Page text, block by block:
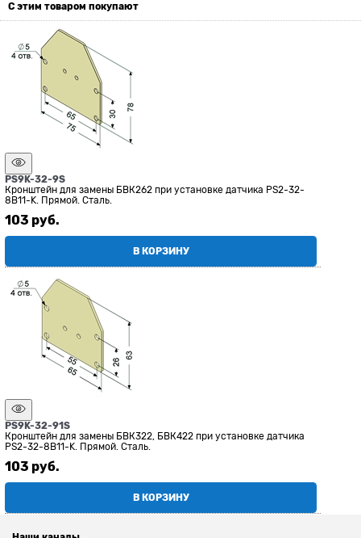
С этим товаром покупают
PS9K-32-9S
Кронштейн для замены БВК262 при установке датчика PS2-32-
8B11-K. Прямой. Сталь.
103 руб.
В КОРЗИНУ
PS9K-32-91S
Кронштейн для замены БВК322, БВК422 при установке датчика
PS2-32-8B11-K. Прямой. Сталь.
103 руб.
В КОРЗИНУ